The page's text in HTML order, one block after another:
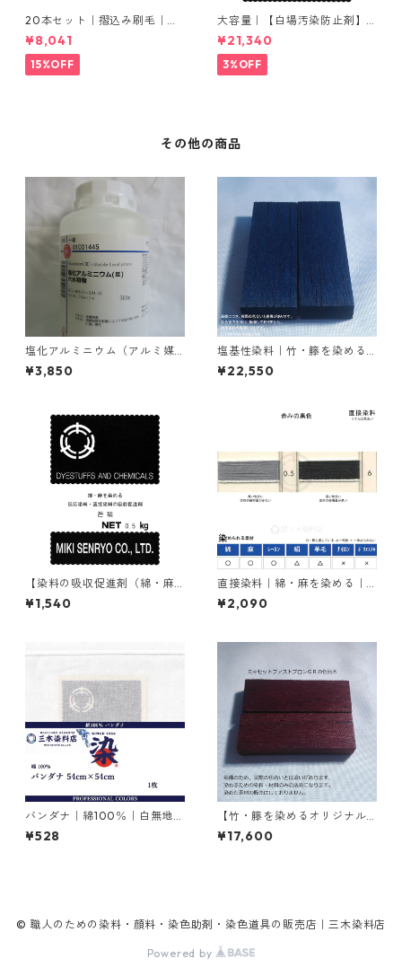
20本セット｜摺込み刷毛｜夏
毛（毛質が硬い）0.5分
¥8,041
15%OFF
大容量｜【白場汚染防止剤】
｜2kg×5本｜ホワイトクリー
ナＭ
¥21,340
3%OFF
その他の商品
塩化アルミニウム（アルミ媒
染剤）｜500g入り
¥3,850
塩基性染料｜竹・籐を染める
｜1kg｜塩基性ブラック（黒色
系）
¥22,550
【染料の吸収促進剤（綿・麻
用）】｜500g｜無水芒硝
¥1,540
直接染料｜綿・麻を染める｜2
0g｜ダイレクトファストブラ
ックRC（赤みの黒色）
¥2,090
バンダナ｜綿100％｜白無地｜
54cm×54cm×1枚
¥528
【竹・籐を染めるオリジナル
染料】｜1kg｜ミキセットファ
ストブロンＧＲ（こげ茶色）
¥17,600
© 職人のための染料・顔料・染色助剤・染色道具の販売店｜三木染料店
Powered by